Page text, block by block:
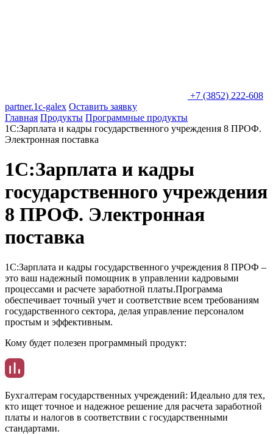
+7 (3852) 222-608
partner.1c-galex Оставить заявку
Главная Продукты Программные продукты
1С:Зарплата и кадры государственного учреждения 8 ПРОФ.
Электронная поставка
1С:Зарплата и кадры
государственного учреждения
8 ПРОФ. Электронная
поставка
1С:Зарплата и кадры государственного учреждения 8 ПРОФ –
это ваш надежный помощник в управлении кадровыми
процессами и расчете заработной платы.Программа
обеспечивает точный учет и соответствие всем требованиям
государственного сектора, делая управление персоналом
простым и эффективным.
Кому будет полезен программный продукт:
Бухгалтерам государственных учреждений: Идеально для тех,
кто ищет точное и надежное решение для расчета заработной
платы и налогов в соответствии с государственными
стандартами.